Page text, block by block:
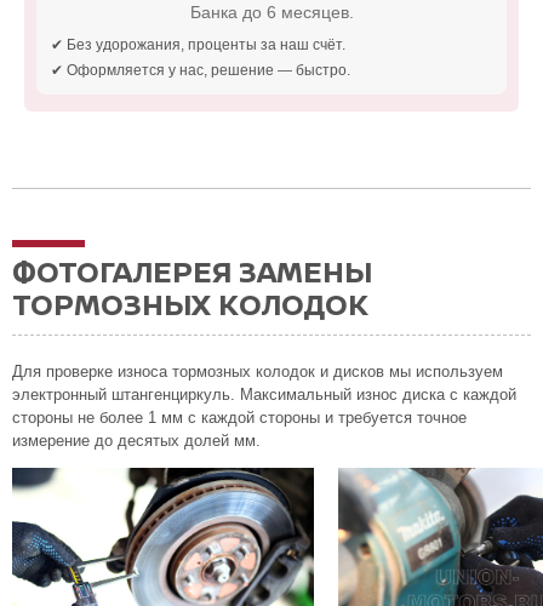
Банка до 6 месяцев.
✔ Без удорожания, проценты за наш счёт.
✔ Оформляется у нас, решение — быстро.
ФОТОГАЛЕРЕЯ ЗАМЕНЫ
ТОРМОЗНЫХ КОЛОДОК
Для проверке износа тормозных колодок и дисков мы используем
электронный штангенциркуль. Максимальный износ диска с каждой
стороны не более 1 мм с каждой стороны и требуется точное
измерение до десятых долей мм.